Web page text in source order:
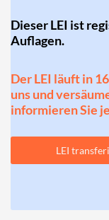
Dieser LEI ist
Auflagen.
Der LEI läuft in
uns und
informieren Sie
LEI